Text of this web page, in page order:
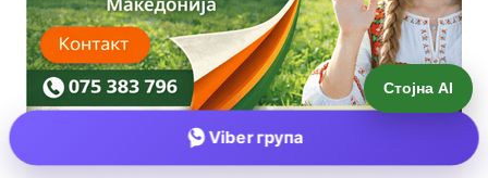
Стојна AI
Viber група